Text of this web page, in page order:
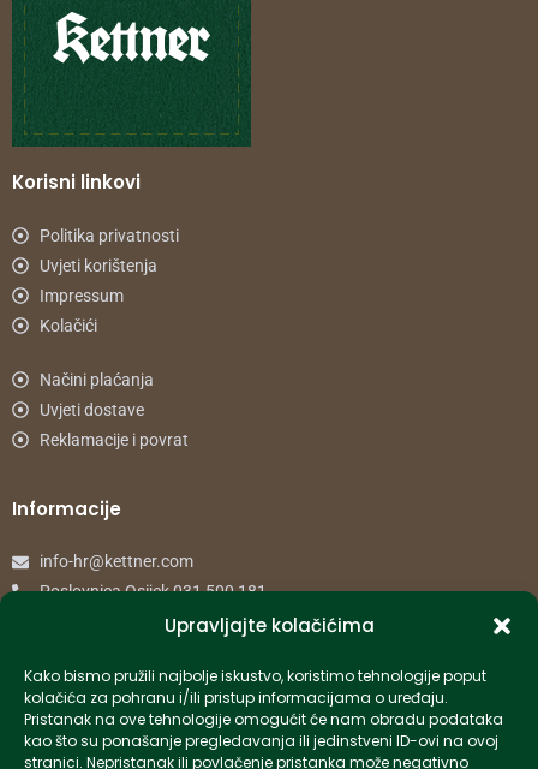
Upravljajte kolačićima
Kako bismo pružili najbolje iskustvo, koristimo tehnologije poput
kolačića za pohranu i/ili pristup informacijama o uređaju.
Pristanak na ove tehnologije omogućit će nam obradu podataka
kao što su ponašanje pregledavanja ili jedinstveni ID-ovi na ovoj
stranici. Nepristanak ili povlačenje pristanka može negativno
Korisni linkovi
Politika privatnosti
Uvjeti korištenja
Impressum
Kolačići
Načini plaćanja
Uvjeti dostave
Reklamacije i povrat
Informacije
info-hr@kettner.com
Poslovnica Osijek 031 500 181
Poslovnica Zagreb 01 7798 900
© 2024 Kettner. Sva prava pridržana.